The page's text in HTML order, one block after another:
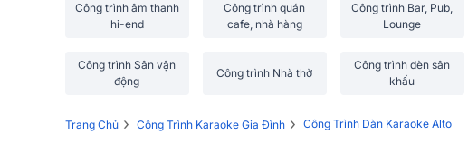
Công trình âm thanh
hi-end
Công trình quán
cafe, nhà hàng
Công trình Bar, Pub,
Lounge
Công trình Sân vận
động
Công trình Nhà thờ
Công trình đèn sân
khấu
Trang Chủ › Công Trình Karaoke Gia Đình › Công Trình Dàn Karaoke Alto